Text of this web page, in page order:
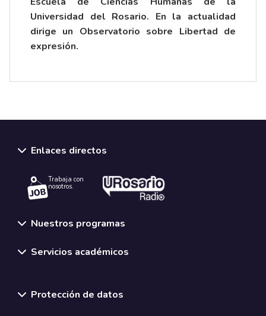
Universidad del Rosario. En la actualidad
dirige un Observatorio sobre Libertad de
expresión.
Enlaces directos
Trabaja con
nosotros.
Nuestros programas
Servicios académicos
Protección de datos